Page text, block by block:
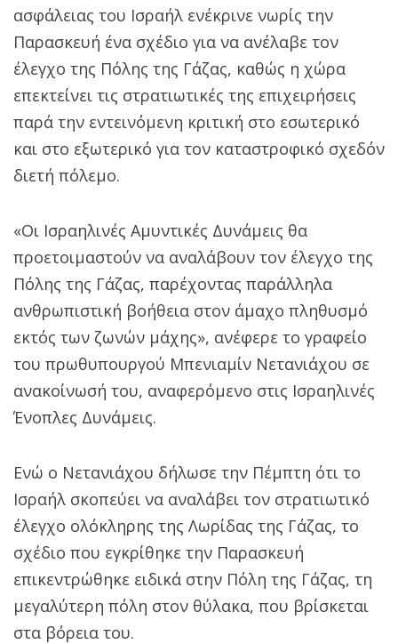
ασφάλειας του Ισραήλ ενέκρινε νωρίς την
Παρασκευή ένα σχέδιο για να ανέλαβε τον
έλεγχο της Πόλης της Γάζας, καθώς η χώρα
επεκτείνει τις στρατιωτικές της επιχειρήσεις
παρά την εντεινόμενη κριτική στο εσωτερικό
και στο εξωτερικό για τον καταστροφικό σχεδόν
διετή πόλεμο.
«Οι Ισραηλινές Αμυντικές Δυνάμεις θα
προετοιμαστούν να αναλάβουν τον έλεγχο της
Πόλης της Γάζας, παρέχοντας παράλληλα
ανθρωπιστική βοήθεια στον άμαχο πληθυσμό
εκτός των ζωνών μάχης», ανέφερε το γραφείο
του πρωθυπουργού Μπενιαμίν Νετανιάχου σε
ανακοίνωσή του, αναφερόμενο στις Ισραηλινές
Ένοπλες Δυνάμεις.
Ενώ ο Νετανιάχου δήλωσε την Πέμπτη ότι το
Ισραήλ σκοπεύει να αναλάβει τον στρατιωτικό
έλεγχο ολόκληρης της Λωρίδας της Γάζας, το
σχέδιο που εγκρίθηκε την Παρασκευή
επικεντρώθηκε ειδικά στην Πόλη της Γάζας, τη
μεγαλύτερη πόλη στον θύλακα, που βρίσκεται
στα βόρεια του.